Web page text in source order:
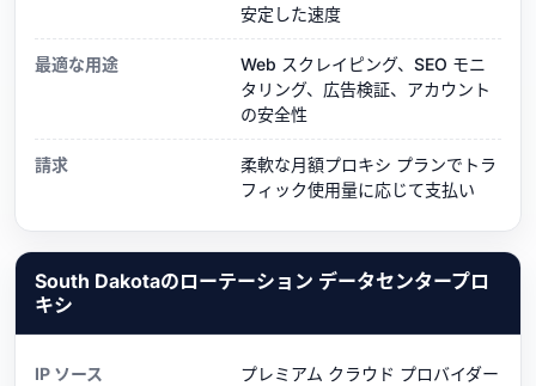
安定した速度
最適な用途
Web スクレイピング、SEO モニ
タリング、広告検証、アカウント
の安全性
請求
柔軟な月額プロキシ プランでトラ
フィック使用量に応じて支払い
South Dakotaのローテーション データセンタープロ
キシ
IP ソース プレミアム クラウド プロバイダー